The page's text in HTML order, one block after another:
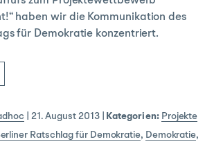
haben wir die Kommunikation des
für Demokratie konzentriert.
21. August 2013| Kategorien: Projekte
Ratschlag für Demokratie, Demokratie,